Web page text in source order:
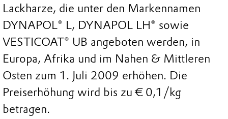
Lackharze, die unter den Markennamen
DYNAPOL® L, DYNAPOL LH® sowie
VESTICOAT® UB angeboten werden, in
Europa, Afrika und im Nahen & Mittleren
Osten zum 1. Juli 2009 erhöhen. Die
Preiserhöhung wird bis zu € 0,1/kg
betragen.